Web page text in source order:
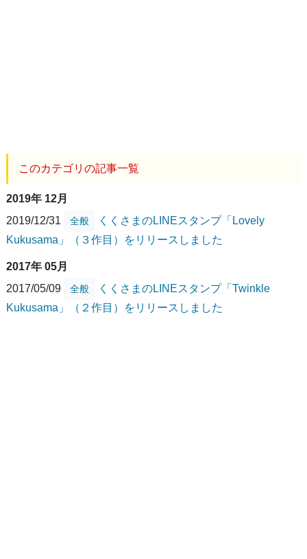
このカテゴリの記事一覧
2019年 12月
2019/12/31
全般
くくさまのLINEスタンプ「Lovely
Kukusama」（３作目）をリリースしました
2017年 05月
2017/05/09
全般
くくさまのLINEスタンプ「Twinkle
Kukusama」（２作目）をリリースしました